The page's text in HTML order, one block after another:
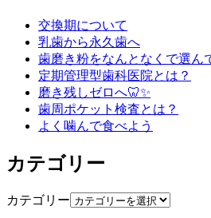
交換期について
乳歯から永久歯へ
歯磨き粉をなんとなくで選ん
定期管理型歯科医院とは？
磨き残しゼロへ🦷✨
歯周ポケット検査とは？
よく噛んで食べよう
カテゴリー
カテゴリー